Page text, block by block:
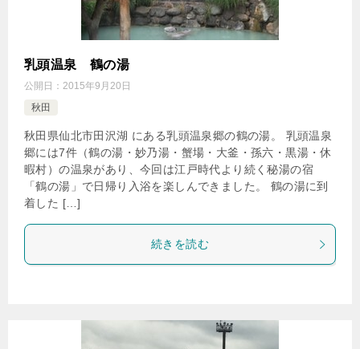
乳頭温泉 鶴の湯
公開日： 2015年9月20日
秋田
秋田県仙北市田沢湖 にある乳頭温泉郷の鶴の湯。 乳頭温泉
郷には7件（鶴の湯・妙乃湯・蟹場・大釜・孫六・黒湯・休
暇村）の温泉があり、今回は江戸時代より続く秘湯の宿
「鶴の湯」で日帰り入浴を楽しんできました。 鶴の湯に到
着した […]
続きを読む